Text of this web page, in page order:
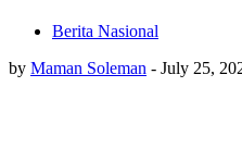
Berita Nasional
by Maman Soleman - July 25,